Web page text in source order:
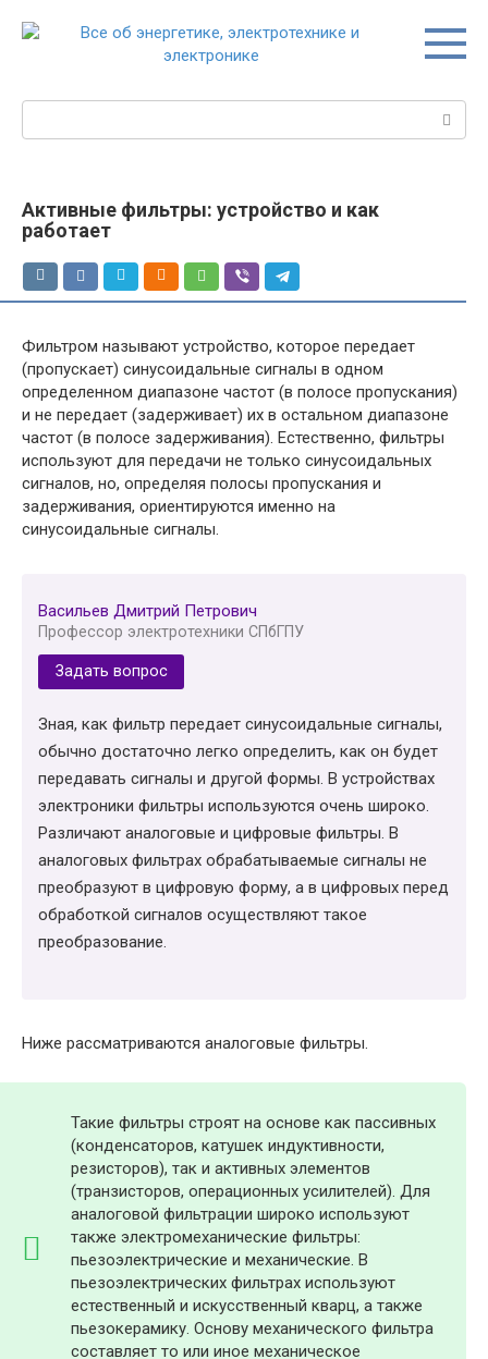
Активные фильтры: устройство и как
работает
Фильтром называют устройство, которое передает
(пропускает) синусоидальные сигналы в одном
определенном диапазоне частот (в полосе пропускания)
и не передает (задерживает) их в остальном диапазоне
частот (в полосе задерживания). Естественно, фильтры
используют для передачи не только синусоидальных
сигналов, но, определяя полосы пропускания и
задерживания, ориентируются именно на
синусоидальные сигналы.
Васильев Дмитрий Петрович
Профессор электротехники СПбГПУ
Задать вопрос
Зная, как фильтр передает синусоидальные сигналы,
обычно достаточно легко определить, как он будет
передавать сигналы и другой формы. В устройствах
электроники фильтры используются очень широко.
Различают аналоговые и цифровые фильтры. В
аналоговых фильтрах обрабатываемые сигналы не
преобразуют в цифровую форму, а в цифровых перед
обработкой сигналов осуществляют такое
преобразование.
Ниже рассматриваются аналоговые фильтры.
Такие фильтры строят на основе как пассивных
(конденсаторов, катушек индуктивности,
резисторов), так и активных элементов
(транзисторов, операционных усилителей). Для
аналоговой фильтрации широко используют
также электромеханические фильтры:
пьезоэлектрические и механические. В
пьезоэлектрических фильтрах используют
естественный и искусственный кварц, а также
пьезокерамику. Основу механического фильтра
составляет то или иное механическое